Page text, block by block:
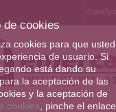
de cookies
cookies para que usted
de usuario. Si
está dando su
la aceptación de las
y la aceptación de
cookies , pinche el enlace